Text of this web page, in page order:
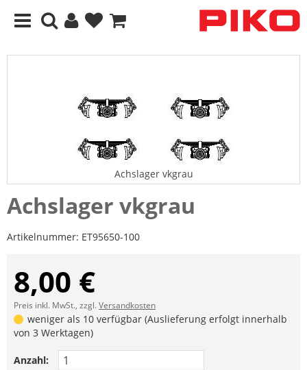
Achslager vkgrau
Achslager vkgrau
Artikelnummer: ET95650-100
8,00 €
Preis inkl. MwSt., zzgl.Versandkosten
weniger als 10 verfügbar (Auslieferung erfolgt innerhalb
von 3 Werktagen)
Anzahl: